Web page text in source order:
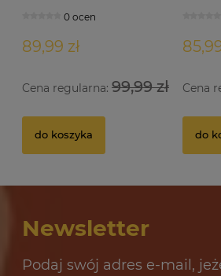
0 ocen
89,99 zł
Cena regularna: 99,99 zł
do koszyka
Cena
do
12,69 zł
do koszyka
Newsletter
Podaj swój adres e-mail,